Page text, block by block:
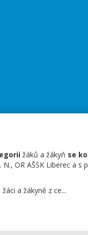
žáků a žákyň se
OR AŠSK Liberec a s
a žákyně z ce...